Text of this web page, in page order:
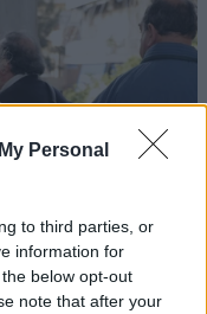
Personal
to third parties, or
information for
below opt-out
note that after your